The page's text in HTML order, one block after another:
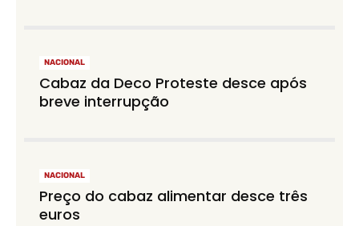
NACIONAL
Cabaz da Deco Proteste desce após
breve interrupção
NACIONAL
Preço do cabaz alimentar desce três
euros